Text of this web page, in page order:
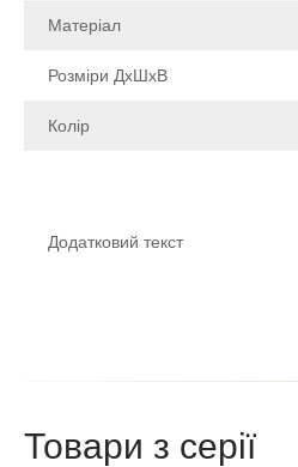
Матеріал
Розміри ДхШхВ
Колір
Додатковий текст
Товари з серії